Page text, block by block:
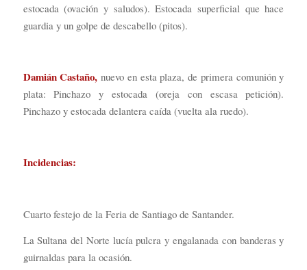
estocada (ovación y saludos). Estocada superficial que hace
guardia y un golpe de descabello (pitos).
Damián Castaño, nuevo en esta plaza, de primera comunión y
plata: Pinchazo y estocada (oreja con escasa petición).
Pinchazo y estocada delantera caída (vuelta ala ruedo).
Incidencias:
Cuarto festejo de la Feria de Santiago de Santander.
La Sultana del Norte lucía pulcra y engalanada con banderas y
guirnaldas para la ocasión.